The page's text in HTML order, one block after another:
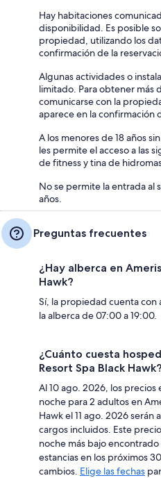
Hay habitaciones
disponibilidad. Es posible
propiedad, utilizando los
confirmación de la
Algunas actividades o
limitado. Para obtener más
comunicarse con la
aparece en la confirmación
A los menores de 18 años
les permite el acceso a las
de fitness y tina de
No se permite la entrada al
años.
Preguntas frecuentes
¿Hay alberca en
Hawk?
Sí, la propiedad cuenta
la alberca de 07:00 a 19:00.
¿Cuánto cuesta
Resort Spa Black Hawk?
Al 10 ago. 2026, los precios
noche para 2 adultos en
Hawk el 11 ago. 2026 serán
cargos incluidos. Este
noche más bajo
estancias en los próximos
cambios. Elige las fechas